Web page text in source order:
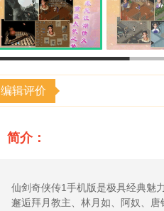
编辑评价
简介：
仙剑奇侠传1手机版是极具经典魅
邂逅拜月教主、林月如、阿奴、